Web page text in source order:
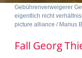
Gebührenverweigerer
eigentlich nicht
picture alliance / Marius
Fall Georg